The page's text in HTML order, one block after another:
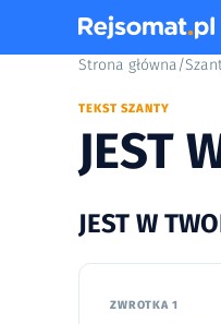
Strona główna/
TEKST SZANTY
JEST
JEST W
ZWROTKA 1